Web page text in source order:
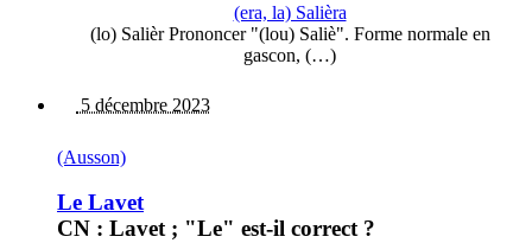
(era, la) Salièra
(lo) Salièr Prononcer "(lou) Saliè". Forme normale en
gascon, (…)
5 décembre 2023
(Ausson)
Le Lavet
CN : Lavet ; "Le" est-il correct ?